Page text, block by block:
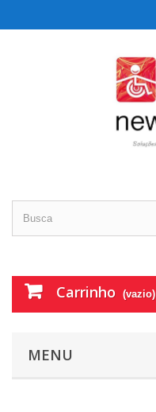
Carrinho (vazio)
MENU